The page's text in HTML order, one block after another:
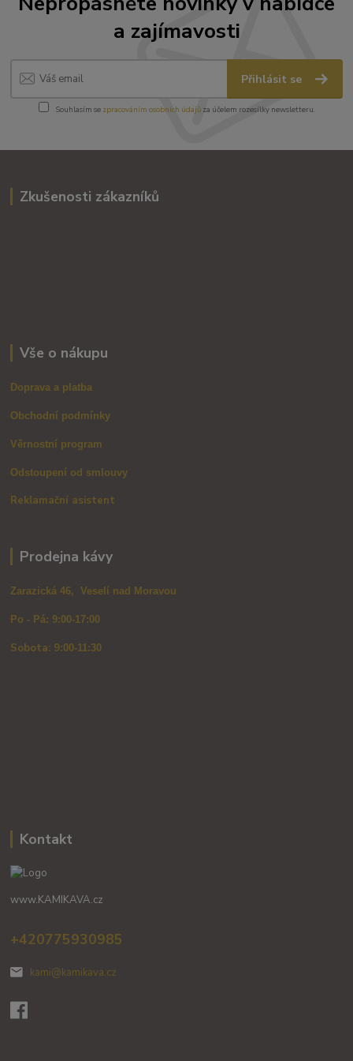
a zajímavosti
Přihlásit se
Souhlasím se zpracováním osobních údajůza účelem rozesílky newsletteru.
Zkušenosti zákazníků
Vše o nákupu
Doprava a platba
Obchodní podmínky
Věrnostní program
Odstoupení od smlouvy
Reklamační asistent
Prodejna kávy
Zarazická 46, Veselí nad Moravou
Po - Pá: 9:00-17:00
Sobota: 9:00-11:30
Kontakt
www.KAMIKAVA.cz
+420775930985
kami@kamikava.cz